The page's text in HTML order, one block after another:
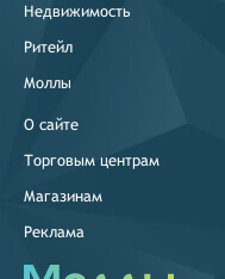
Недвижимость
Ритейл
Моллы
О сайте
Торговым центрам
Магазинам
Реклама